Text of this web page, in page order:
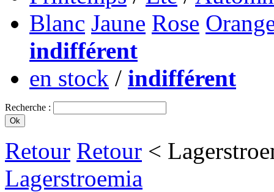
Blanc Jaune Rose
indifférent
en stock / indifférent
Recherche :
Retour Retour <
Lagerstroemia